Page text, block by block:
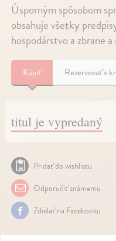
Úsporným spôsobom
obsahuje všetky
hospodárstvo a zbrane
Kúpiť Rezervovať v
titul je vypredaný
Pridať do wishlistu
Odporučiť známemu
Zdielať na Facebooku